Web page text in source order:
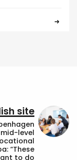
site
level
“These
to do